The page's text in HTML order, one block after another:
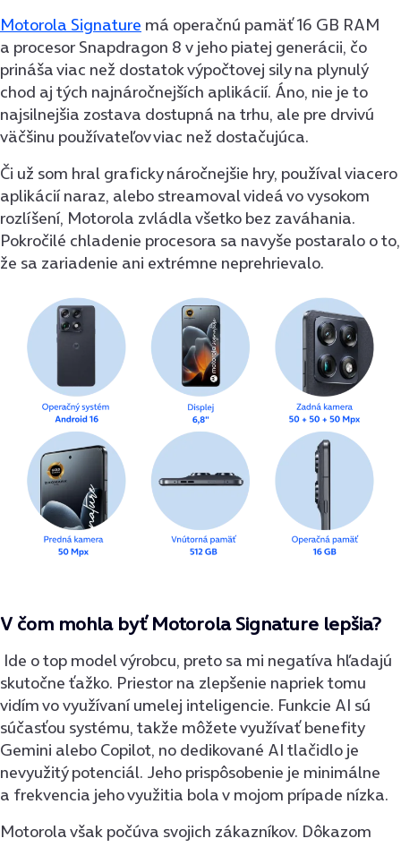
Motorola Signature má operačnú pamäť 16 GB RAM
a procesor Snapdragon 8 v jeho piatej generácii, čo
prináša viac než dostatok výpočtovej sily na plynulý
chod aj tých najnáročnejších aplikácií. Áno, nie je to
najsilnejšia zostava dostupná na trhu, ale pre drvivú
väčšinu používateľov viac než dostačujúca.
Či už som hral graficky náročnejšie hry, používal viacero
aplikácií naraz, alebo streamoval videá vo vysokom
rozlíšení, Motorola zvládla všetko bez zaváhania.
Pokročilé chladenie procesora sa navyše postaralo o to,
že sa zariadenie ani extrémne neprehrievalo.
V čom mohla byť Motorola Signature lepšia?
Ide o top model výrobcu, preto sa mi negatíva hľadajú
skutočne ťažko. Priestor na zlepšenie napriek tomu
vidím vo využívaní umelej inteligencie. Funkcie AI sú
súčasťou systému, takže môžete využívať benefity
Gemini alebo Copilot, no dedikované AI tlačidlo je
nevyužitý potenciál. Jeho prispôsobenie je minimálne
a frekvencia jeho využitia bola v mojom prípade nízka.
Motorola však počúva svojich zákazníkov. Dôkazom